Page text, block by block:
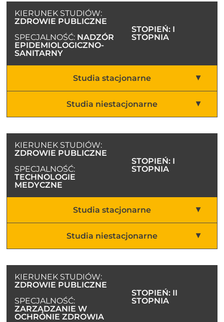
KIERUNEK STUDIÓW:
ZDROWIE PUBLICZNE
SPECJALNOŚĆ: NADZÓR
EPIDEMIOLOGICZNO-
SANITARNY
STOPIEŃ: I
STOPNIA
Studia stacjonarne
Studia niestacjonarne
KIERUNEK STUDIÓW:
ZDROWIE PUBLICZNE
SPECJALNOŚĆ:
TECHNOLOGIE
MEDYCZNE
STOPIEŃ: I
STOPNIA
Studia stacjonarne
Studia niestacjonarne
KIERUNEK STUDIÓW:
ZDROWIE PUBLICZNE
SPECJALNOŚĆ:
ZARZĄDZANIE W
OCHRONIE ZDROWIA
STOPIEŃ: II
STOPNIA